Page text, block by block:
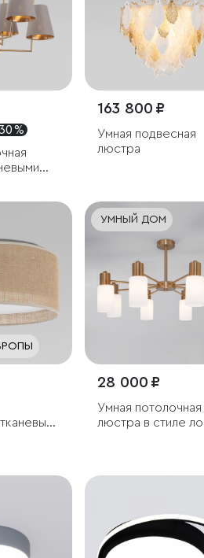
%
163 800 ₽
Умная подвесная
люстра
УМНЫЙ ДОМ
28 000 ₽
Умная потолочная
люстра в стиле